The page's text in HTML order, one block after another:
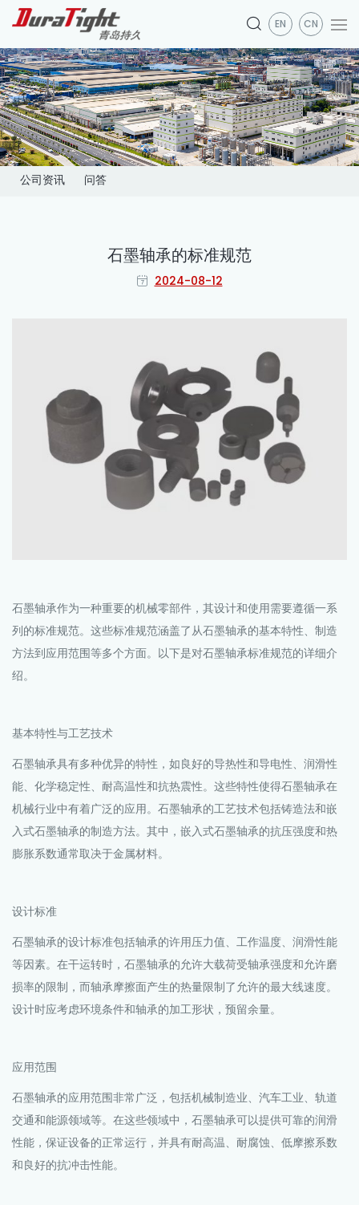
EN CN
公司资讯 问答
石墨轴承的标准规范
2024-08-12
石墨轴承作为一种重要的机械零部件，其设计和使用需要遵循一系
列的标准规范。这些标准规范涵盖了从石墨轴承的基本特性、制造
方法到应用范围等多个方面。以下是对石墨轴承标准规范的详细介
绍。
基本特性与工艺技术
石墨轴承具有多种优异的特性，如良好的导热性和导电性、润滑性
能、化学稳定性、耐高温性和抗热震性。这些特性使得石墨轴承在
机械行业中有着广泛的应用。石墨轴承的工艺技术包括铸造法和嵌
入式石墨轴承的制造方法。其中，嵌入式石墨轴承的抗压强度和热
膨胀系数通常取决于金属材料。
设计标准
石墨轴承的设计标准包括轴承的许用压力值、工作温度、润滑性能
等因素。在干运转时，石墨轴承的允许大载荷受轴承强度和允许磨
损率的限制，而轴承摩擦面产生的热量限制了允许的最大线速度。
设计时应考虑环境条件和轴承的加工形状，预留余量。
应用范围
石墨轴承的应用范围非常广泛，包括机械制造业、汽车工业、轨道
交通和能源领域等。在这些领域中，石墨轴承可以提供可靠的润滑
性能，保证设备的正常运行，并具有耐高温、耐腐蚀、低摩擦系数
和良好的抗冲击性能。